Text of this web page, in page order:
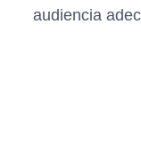
audiencia